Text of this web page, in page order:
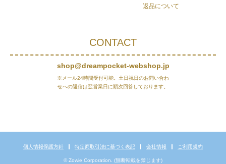
CONTACT
shop@dreampocket-webshop.jp
※メール24時間受付可能。土日祝日のお問い合わ
せへの返信は翌営業日に順次回答しております。
返品について
個人情報保護方針 特定商取引法に基づく表記 会社情報 ご利用規約
© Zowie Corporation. (無断転載を禁じます)